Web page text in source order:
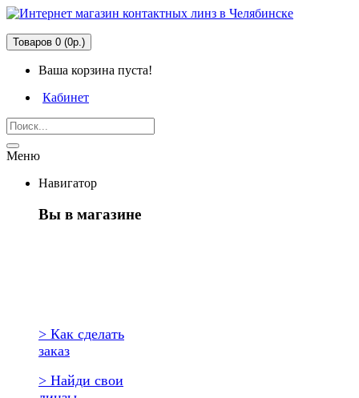
Товаров 0 (0р.)
Ваша корзина пуста!
Кабинет
Меню
Навигатор
Вы в магазине
> Как сделать
заказ
> Найди свои